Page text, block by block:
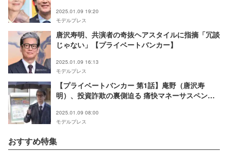
2025.01.09 19:20
モデルプレス
唐沢寿明、共演者の奇抜ヘアスタイルに指摘「冗談
じゃない」【プライベートバンカー】
2025.01.09 16:13
モデルプレス
【プライベートバンカー 第1話】庵野（唐沢寿
明）、投資詐欺の裏側迫る 痛快マネーサスペンス
2025.01.09 08:00
モデルプレス
おすすめ特集